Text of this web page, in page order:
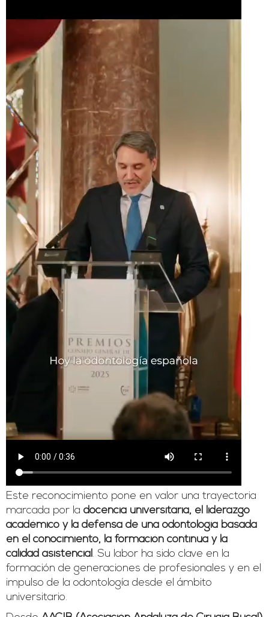
Este reconocimiento pone en valor una trayectoria
marcada por la docencia universitaria, el liderazgo
académico y la defensa de una odontología basada
en el conocimiento, la formación continua y la
calidad asistencial . Su labor ha sido clave en la
formación de generaciones de profesionales y en el
impulso de la odontología desde el ámbito
universitario.